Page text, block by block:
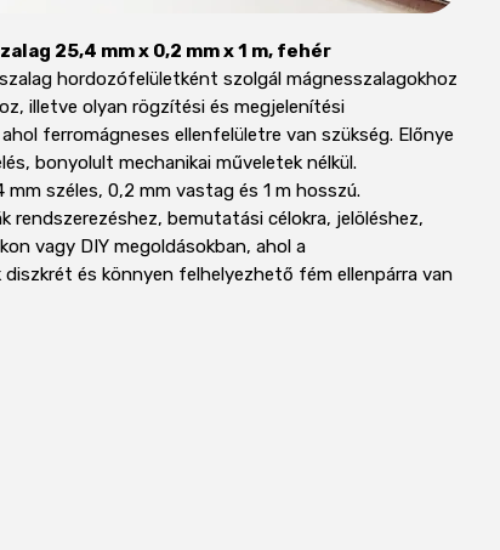
25,4 mm x 0,2 mm x 1 m, fehér
hordozófelületként szolgál mágnesszalagokhoz
illetve olyan rögzítési és megjelenítési
ferromágneses ellenfelületre van szükség. Előnye
bonyolult mechanikai műveletek nélkül.
mm széles, 0,2 mm vastag és 1 m hosszú.
rendszerezéshez, bemutatási célokra, jelöléshez,
vagy DIY megoldásokban, ahol a
diszkrét és könnyen felhelyezhető fém ellenpárra van